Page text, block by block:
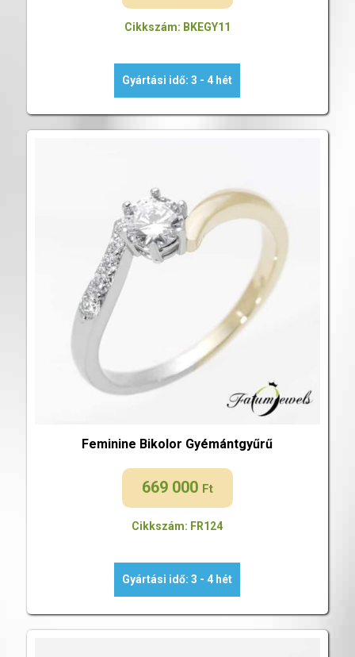
Cikkszám: BKEGY11
Gyártási idő: 3 - 4 hét
Feminine Bikolor Gyémántgyűrű
669 000 Ft
Cikkszám: FR124
Gyártási idő: 3 - 4 hét